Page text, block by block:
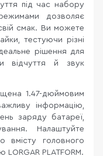
під час набору
дозволяє
смак. Ви можете
тестуючи різні
рішення для
відчуття й звук
1.47-дюймовим
інформацію,
заряду батареї,
Налаштуйте
вмісту головного
LORGAR PLATFORM.